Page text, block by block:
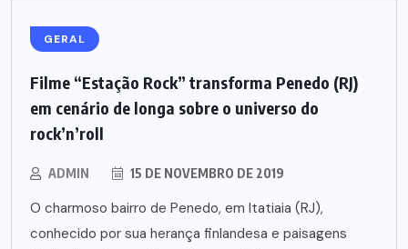
GERAL
Filme “Estação Rock” transforma Penedo (RJ)
em cenário de longa sobre o universo do
rock’n’roll
ADMIN 15 DE NOVEMBRO DE 2019
O charmoso bairro de Penedo, em Itatiaia (RJ),
conhecido por sua herança finlandesa e paisagens